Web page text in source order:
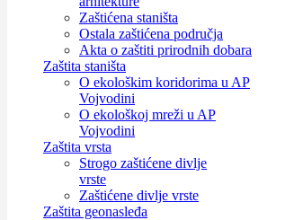
Zaštićena staništa
Ostala zaštićena područja
Akta o zaštiti prirodnih dobara
Zaštita staništa
O ekološkim koridorima u AP
Vojvodini
O ekološkoj mreži u AP
Vojvodini
Zaštita vrsta
Strogo zaštićene divlje
vrste
Zaštićene divlje vrste
Zaštita geonasleđa